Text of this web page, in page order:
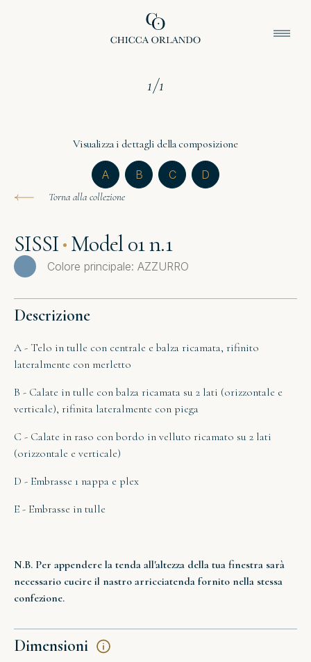
1/1
Visualizza i dettagli della composizione
A B C D
Torna alla collezione
SISSI Model 01 n.1
Colore principale: AZZURRO
Descrizione
A - Telo in tulle con centrale e balza ricamata, rifinito
lateralmente con merletto
B - Calate in tulle con balza ricamata su 2 lati (orizzontale e
verticale), rifinita lateralmente con piega
C - Calate in raso con bordo in velluto ricamato su 2 lati
(orizzontale e verticale)
D - Embrasse 1 nappa e plex
E - Embrasse in tulle
N.B. Per appendere la tenda all'altezza della tua finestra sarà
necessario cucire il nastro arricciatenda fornito nella stessa
confezione.
Dimensioni